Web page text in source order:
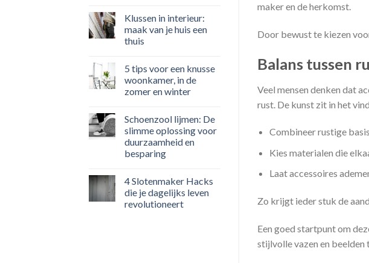
Klussen in interieur:
maak van je huis een
thuis
5 tips voor een knusse
woonkamer, in de
zomer en winter
Schoenzool lijmen: De
slimme oplossing voor
duurzaamheid en
besparing
4 Slotenmaker Hacks
die je dagelijks leven
revolutioneert
maker en de herkomst.
Door bewust te kiezen
Balans tussen
Veel mensen denken dat
rust. De kunst zit in het
Combineer rustige
Kies materialen die
Laat accessoires
Zo krijgt ieder stuk de
Een goed startpunt om
stijlvolle vazen en